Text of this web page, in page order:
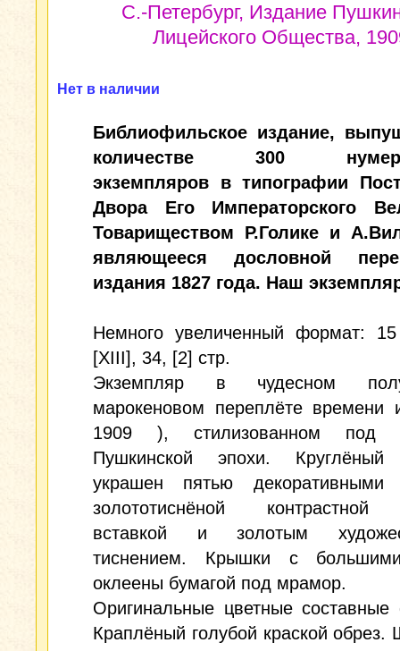
С.-Петербург, Издание
Лицейского Общества,
Нет в наличии
Библиофильское издание,
количестве 300
экземпляров в типографии
Двора Его Императорского
Товариществом Р.Голике и
являющееся дословной
издания 1827 года. Наш
Немного увеличенный формат:
[XIII], 34, [2] стр.
Экземпляр в чудесном
марокеновом переплёте времени
1909 ), стилизованном под
Пушкинской эпохи. Круглёный
украшен пятью декоративными
золототиснёной контрастной
вставкой и золотым
тиснением. Крышки с
оклеены бумагой под мрамор.
Оригинальные цветные
Краплёный голубой краской обрез.